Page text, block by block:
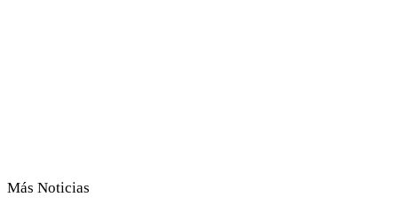
Más Noticias